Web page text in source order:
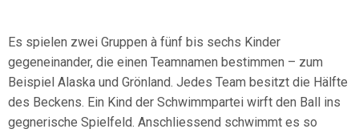
Es spielen zwei Gruppen à fünf bis sechs Kinder
gegeneinander, die einen Teamnamen bestimmen – zum
Beispiel Alaska und Grönland. Jedes Team besitzt die Hälfte
des Beckens. Ein Kind der Schwimmpartei wirft den Ball ins
gegnerische Spielfeld. Anschliessend schwimmt es so